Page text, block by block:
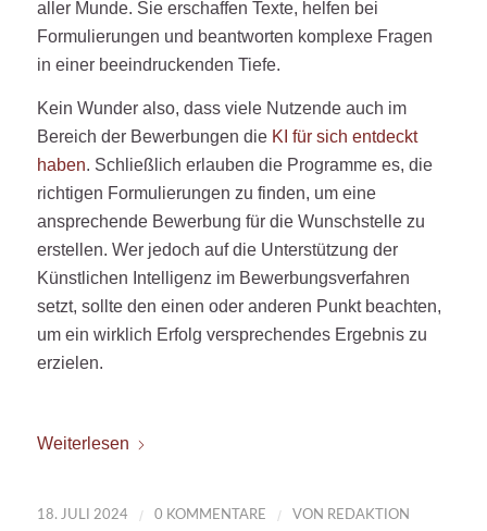
aller Munde. Sie erschaffen Texte, helfen bei
Formulierungen und beantworten komplexe Fragen
in einer beeindruckenden Tiefe.
Kein Wunder also, dass viele Nutzende auch im
Bereich der Bewerbungen die KI für sich entdeckt
haben. Schließlich erlauben die Programme es, die
richtigen Formulierungen zu finden, um eine
ansprechende Bewerbung für die Wunschstelle zu
erstellen. Wer jedoch auf die Unterstützung der
Künstlichen Intelligenz im Bewerbungsverfahren
setzt, sollte den einen oder anderen Punkt beachten,
um ein wirklich Erfolg versprechendes Ergebnis zu
erzielen.
Weiterlesen
18. JULI 2024 / 0 KOMMENTARE / VON REDAKTION